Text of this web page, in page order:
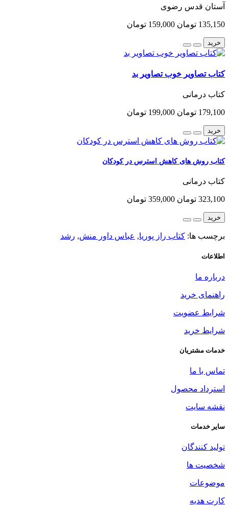
آستان قدس رضوی
135,150 تومان 159,000 تومان
خرید
کتاب تصاویر خوب تصاویر بد
کتاب درمانی
179,100 تومان 199,000 تومان
خرید
کتاب روش های کاهش استرس در کودکان
کتاب درمانی
323,100 تومان 359,000 تومان
خرید
برچسب ها: کتاب راز پوریا, عباس داور منش, رشد
اطلاعات
درباره ما
راهنمای خرید
شرایط عضویت
شرایط خرید
خدمات مشتریان
تماس با ما
استرداد محصول
نقشه سایت
سایر خدمات
تولید کنندگان
شخصیت ها
موضوعات
کارت هدیه